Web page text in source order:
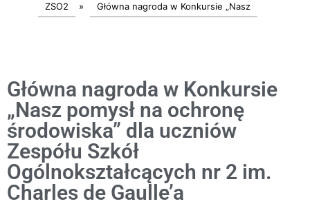
ZSO2 » Główna nagroda w Konkursie „Nasz
Główna nagroda w Konkursie
„Nasz pomysł na ochronę
środowiska” dla uczniów
Zespółu Szkół
Ogólnokształcących nr 2 im.
Charles de Gaulle’a